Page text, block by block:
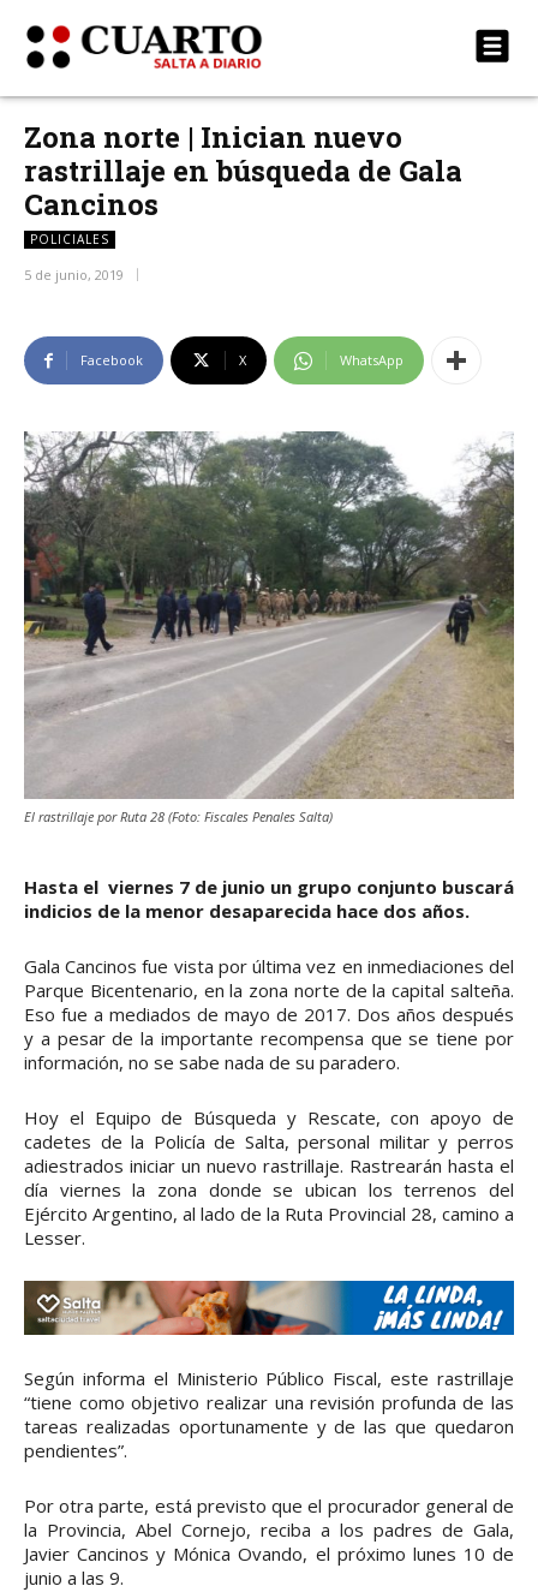
Zona norte | Inician nuevo
rastrillaje en búsqueda de Gala
Cancinos
POLICIALES
5 de junio, 2019
Facebook X WhatsApp
El rastrillaje por Ruta 28 (Foto: Fiscales Penales Salta)
Hasta el viernes 7 de junio un grupo conjunto buscará
indicios de la menor desaparecida hace dos años.
Gala Cancinos fue vista por última vez en inmediaciones del
Parque Bicentenario, en la zona norte de la capital salteña.
Eso fue a mediados de mayo de 2017. Dos años después
y a pesar de la importante recompensa que se tiene por
información, no se sabe nada de su paradero.
Hoy el Equipo de Búsqueda y Rescate, con apoyo de
cadetes de la Policía de Salta, personal militar y perros
adiestrados iniciar un nuevo rastrillaje. Rastrearán hasta el
día viernes la zona donde se ubican los terrenos del
Ejército Argentino, al lado de la Ruta Provincial 28, camino a
Lesser.
Según informa el Ministerio Público Fiscal, este rastrillaje
“tiene como objetivo realizar una revisión profunda de las
tareas realizadas oportunamente y de las que quedaron
pendientes”.
Por otra parte, está previsto que el procurador general de
la Provincia, Abel Cornejo, reciba a los padres de Gala,
Javier Cancinos y Mónica Ovando, el próximo lunes 10 de
junio a las 9.